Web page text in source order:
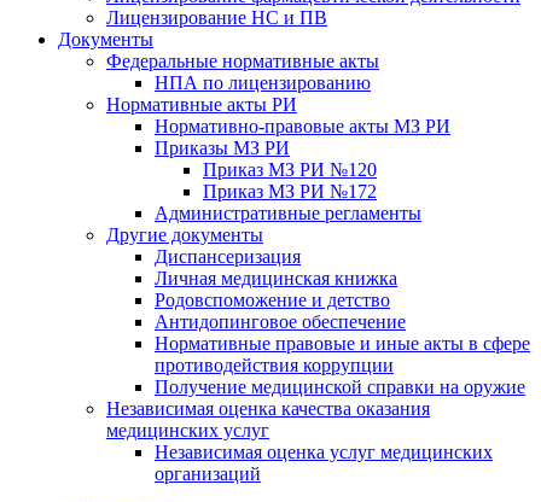
Лицензирование НС и ПВ
Документы
Федеральные нормативные акты
НПА по лицензированию
Нормативные акты РИ
Нормативно-правовые акты МЗ РИ
Приказы МЗ РИ
Приказ МЗ РИ №120
Приказ МЗ РИ №172
Административные регламенты
Другие документы
Диспансеризация
Личная медицинская книжка
Родовспоможение и детство
Антидопинговое обеспечение
Нормативные правовые и иные акты в сфере
противодействия коррупции
Получение медицинской справки на оружие
Независимая оценка качества оказания
медицинских услуг
Независимая оценка услуг медицинскиx
организаций